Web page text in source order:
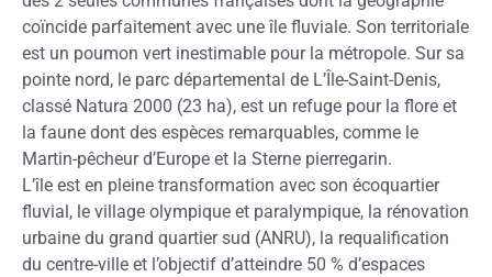
coïncide parfaitement avec une île fluviale. Son territoriale
est un poumon vert inestimable pour la métropole. Sur sa
pointe nord, le parc départemental de L’Île-Saint-Denis,
classé Natura 2000 (23 ha), est un refuge pour la flore et
la faune dont des espèces remarquables, comme le
Martin-pêcheur d’Europe et la Sterne pierregarin.
L’île est en pleine transformation avec son écoquartier
fluvial, le village olympique et paralympique, la rénovation
urbaine du grand quartier sud (ANRU), la requalification
du centre-ville et l’objectif d’atteindre 50 % d’espaces